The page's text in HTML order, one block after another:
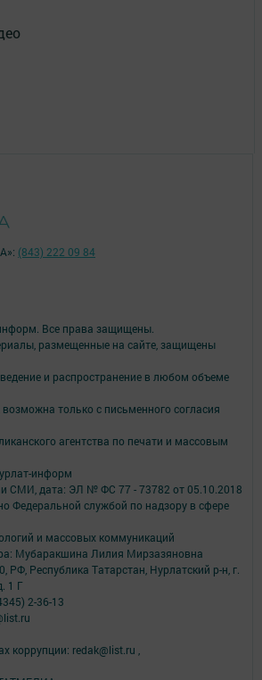
Все права защищены.
размещенные на сайте, защищены
и распространение в любом объеме
только с письменного согласия
агентства по печати и массовым
⁠информ
СМИ, дата: ЭЛ № ФС 77 -⁠ 73782 от 05.10.2018
Федеральной службой по надзору в сфере
и массовых коммуникаций
Мубаракшина Лилия Мирзазяновна
РФ, Республика Татарстан, Нурлатский р-н, г.
1 Г
2-36-13
коррупции: redak@list.ru ,
(843) 222 09 84